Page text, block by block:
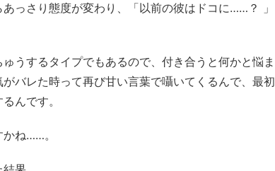
っさり態度が変わり、「以前の彼はドコに……？ 」
うするタイプでもあるので、付き合うと何かと悩ま
バレた時って再び甘い言葉で囁いてくるんで、最初
んです。
ね……。